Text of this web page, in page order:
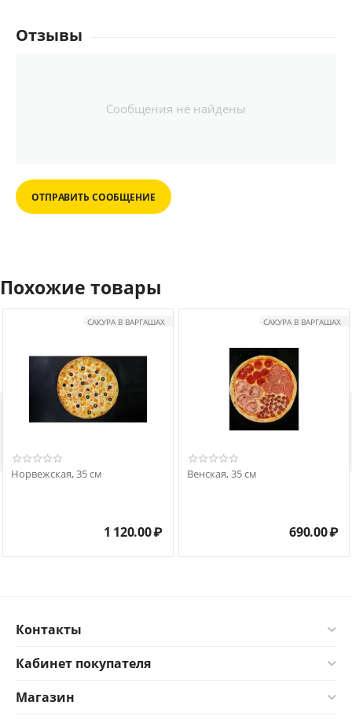
Отзывы
Сообщения не найдены
ОТПРАВИТЬ СООБЩЕНИЕ
Похожие товары
САКУРА В ВАРГАШАХ
Норвежская, 35 см
1 120.00₽
САКУРА В ВАРГАШАХ
Венская, 35 см
690.00₽
Контакты
Кабинет покупателя
Магазин